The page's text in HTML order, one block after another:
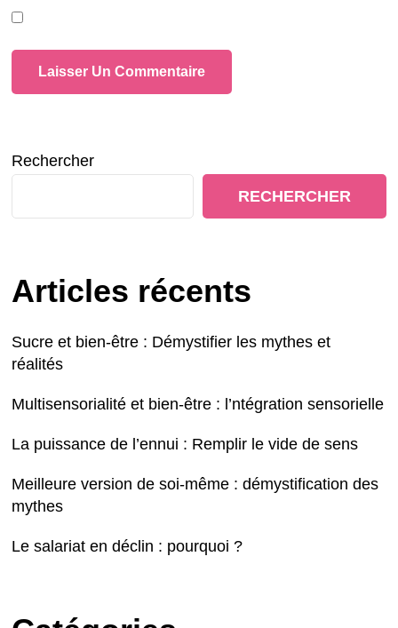
Rechercher
RECHERCHER
Articles récents
Sucre et bien-être : Démystifier les mythes et
réalités
Multisensorialité et bien-être : l’ntégration sensorielle
La puissance de l’ennui : Remplir le vide de sens
Meilleure version de soi-même : démystification des
mythes
Le salariat en déclin : pourquoi ?